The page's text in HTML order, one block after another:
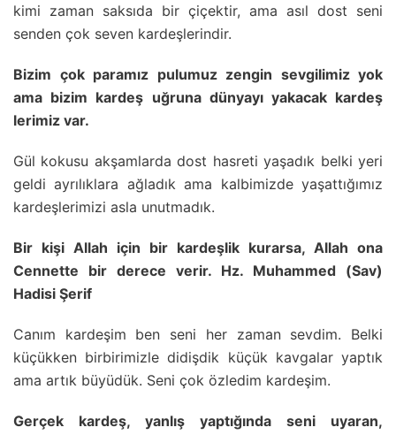
kimi zaman saksıda bir çiçektir, ama asıl dost seni
senden çok seven kardeşlerindir.
Bizim çok paramız pulumuz zengin sevgilimiz yok
ama bizim kardeş uğruna dünyayı yakacak kardeş
lerimiz var.
Gül kokusu akşamlarda dost hasreti yaşadık belki yeri
geldi ayrılıklara ağladık ama kalbimizde yaşattığımız
kardeşlerimizi asla unutmadık.
Bir kişi Allah için bir kardeşlik kurarsa, Allah ona
Cennette bir derece verir. Hz. Muhammed (Sav)
Hadisi Şerif
Canım kardeşim ben seni her zaman sevdim. Belki
küçükken birbirimizle didişdik küçük kavgalar yaptık
ama artık büyüdük. Seni çok özledim kardeşim.
Gerçek kardeş, yanlış yaptığında seni uyaran,